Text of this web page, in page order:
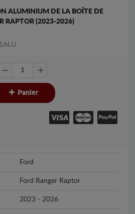
ALUMINIUM DE LA BOÎTE DE
RAPTOR (2023-2026)
Panier
Ford
Ford Ranger Raptor
2023 - 2026